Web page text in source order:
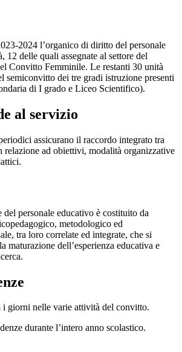
2024 l’organico di diritto del personale
12 delle quali assegnate al settore del
Convitto Femminile. Le restanti 30 unità
semiconvitto dei tre gradi istruzione presenti
di I grado e Liceo Scientifico).
al servizio
assicurano il raccordo integrato tra
relazione ad obiettivi, modalità organizzative
personale educativo è costituito da
metodologico ed
tra loro correlate ed integrate, che si
maturazione dell’esperienza educativa e
giorni nelle varie attività del convitto.
durante l’intero anno scolastico.